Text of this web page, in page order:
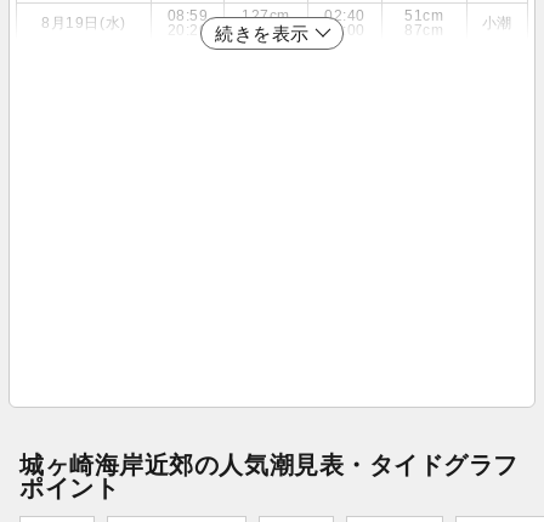
8月19日(水)
08:59
20:20
127cm
152cm
02:40
14:00
51cm
87cm
小潮
続きを表示
城ヶ崎海岸近郊の人気潮見表・タイドグラフ
ポイント